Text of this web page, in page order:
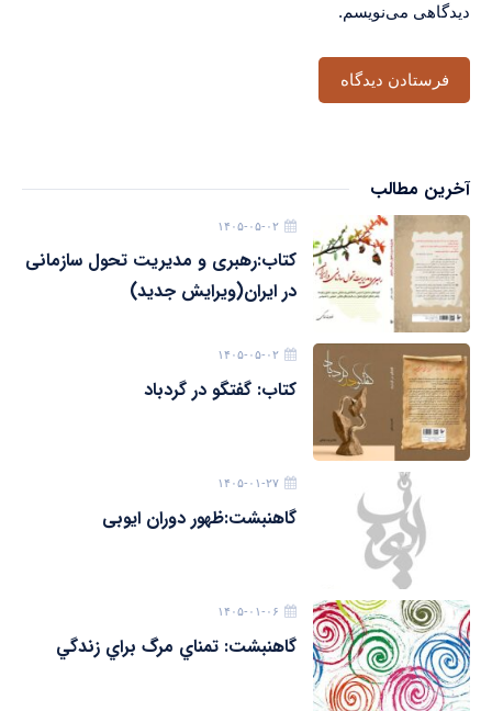
دیدگاهی می‌نویسم.
آخرین مطالب
۱۴۰۵-۰۵-۰۲
کتاب:رهبری و مدیریت تحول سازمانی
در ایران(ویرایش جدید)
۱۴۰۵-۰۵-۰۲
کتاب: گفتگو در گردباد
۱۴۰۵-۰۱-۲۷
گاهنبشت:ظهور دوران ايوبی
۱۴۰۵-۰۱-۰۶
گاهنبشت: تمناي مرگ براي زندگي